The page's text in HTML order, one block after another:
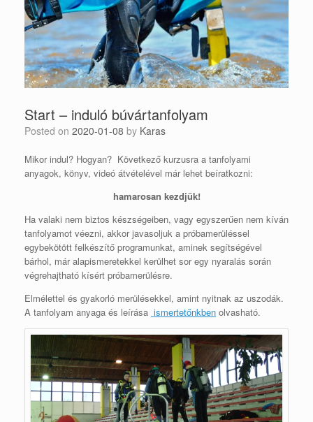
Start – induló búvártanfolyam
Posted on 2020-01-08 by Karas
Mikor indul? Hogyan? Következő kurzusra a tanfolyami
anyagok, könyv, videó átvételével már lehet beíratkozni:
hamarosan kezdjük!
Ha valaki nem biztos készségeiben, vagy egyszerűen nem kíván
tanfolyamot véezni, akkor javasoljuk a próbamerüléssel
egybekötött felkészítő programunkat, aminek segítségével
bárhol, már alapismeretekkel kerülhet sor egy nyaralás során
végrehajtható kísért próbamerülésre.
Elmélettel és gyakorló merülésekkel, amint nyitnak az uszodák.
A tanfolyam anyaga és leírása ismertetőnkben olvasható.